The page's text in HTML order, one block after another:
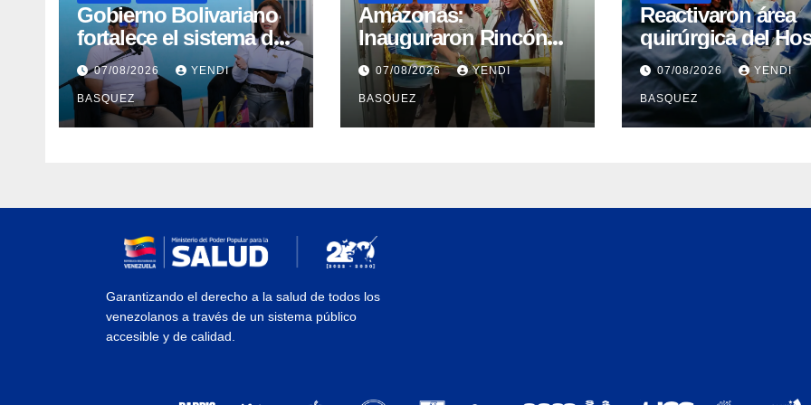
Gobierno Bolivariano
fortalece el sistema de
salud en Aragua con la
reinauguración del CDI
La Mora
07/08/2026 YENDI
BASQUEZ
​Amazonas:
Inauguraron Rincón
Madre-Bebé en el CPT
II Brisas del
Aeropuerto ​
Inauguraron Rincón
07/08/2026 YENDI
BASQUEZ
Reactivaron área
quirúrgica del
Dr. Pedro Del
Guárico
07/08/2026 YENDI
BASQUEZ
Garantizando el derecho a la salud de todos los
venezolanos a través de un sistema público
accesible y de calidad.